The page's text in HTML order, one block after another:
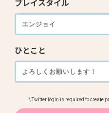
プレイスタイル
ひとこと
\ Twitter login is required to create